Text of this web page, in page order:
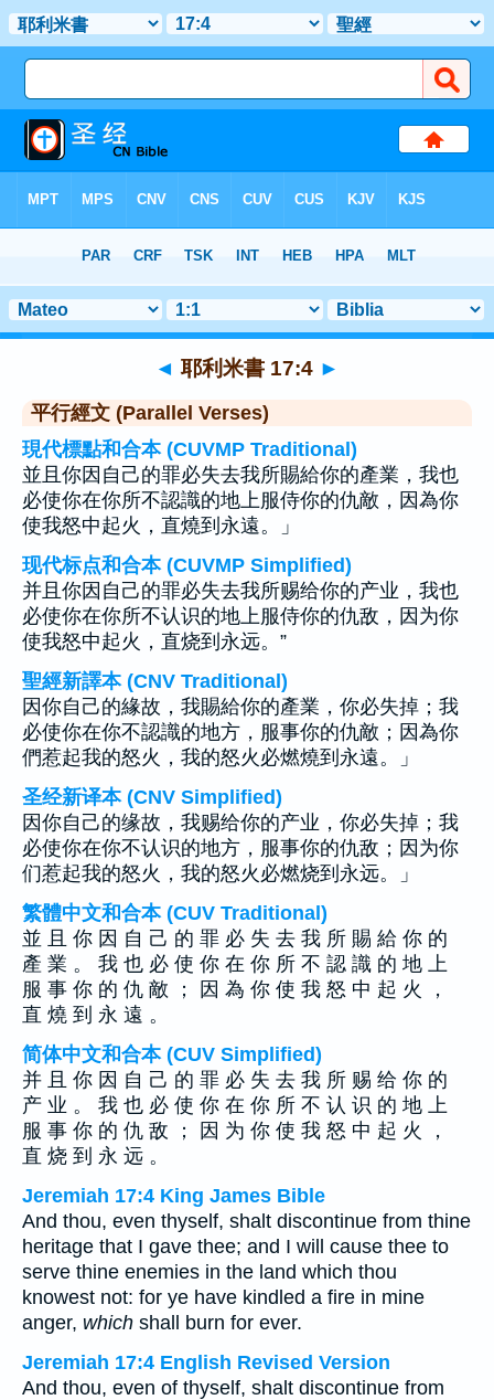
章 17> 聖經金句 4
◄ 耶利米書 17:4 ►
平行經文 (Parallel Verses)
現代標點和合本 (CUVMP Traditional)
並且你因自己的罪必失去我所賜給你的產業，我也
必使你在你所不認識的地上服侍你的仇敵，因為你
使我怒中起火，直燒到永遠。」
现代标点和合本 (CUVMP Simplified)
并且你因自己的罪必失去我所赐给你的产业，我也
必使你在你所不认识的地上服侍你的仇敌，因为你
使我怒中起火，直烧到永远。”
聖經新譯本 (CNV Traditional)
因你自己的緣故，我賜給你的產業，你必失掉；我
必使你在你不認識的地方，服事你的仇敵；因為你
們惹起我的怒火，我的怒火必燃燒到永遠。」
圣经新译本 (CNV Simplified)
因你自己的缘故，我赐给你的产业，你必失掉；我
必使你在你不认识的地方，服事你的仇敌；因为你
们惹起我的怒火，我的怒火必燃烧到永远。」
繁體中文和合本 (CUV Traditional)
並 且 你 因 自 己 的 罪 必 失 去 我 所 賜 給 你 的
產 業 。 我 也 必 使 你 在 你 所 不 認 識 的 地 上
服 事 你 的 仇 敵 ； 因 為 你 使 我 怒 中 起 火 ，
直 燒 到 永 遠 。
简体中文和合本 (CUV Simplified)
并 且 你 因 自 己 的 罪 必 失 去 我 所 赐 给 你 的
产 业 。 我 也 必 使 你 在 你 所 不 认 识 的 地 上
服 事 你 的 仇 敌 ； 因 为 你 使 我 怒 中 起 火 ，
直 烧 到 永 远 。
Jeremiah 17:4 King James Bible
And thou, even thyself, shalt discontinue from thine
heritage that I gave thee; and I will cause thee to
serve thine enemies in the land which thou
knowest not: for ye have kindled a fire in mine
anger, which shall burn for ever.
Jeremiah 17:4 English Revised Version
And thou, even of thyself, shalt discontinue from